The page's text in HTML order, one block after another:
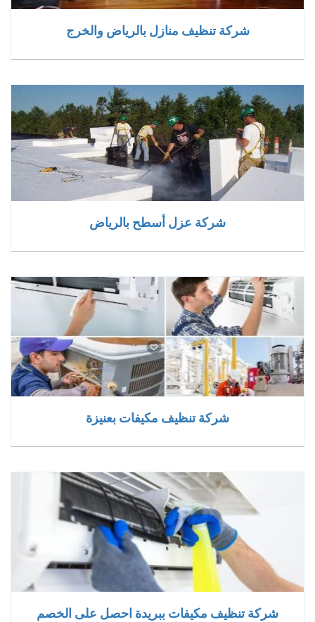
شركة تنظيف منازل بالرياض والخرج
شركة عزل أسطح بالرياض
شركة تنظيف مكيفات بعنيزة
شركة تنظيف مكيفات ببريدة احصل على الخصم